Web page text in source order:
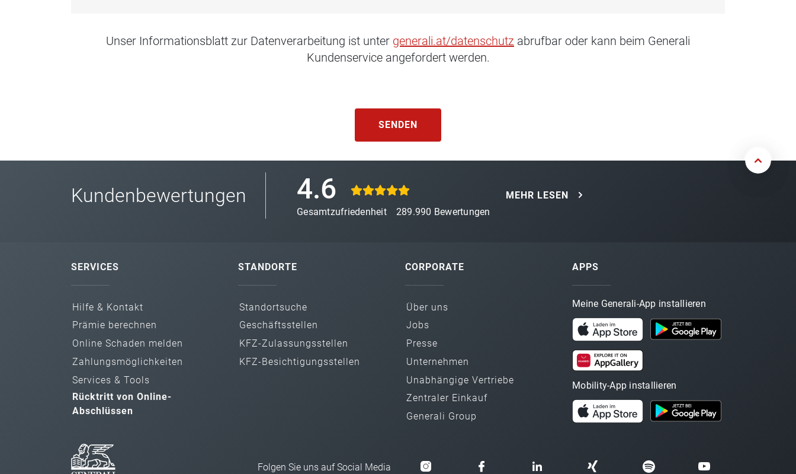
Unser Informationsblatt zur Datenverarbeitung ist unter generali.at/datenschutz abrufbar oder kann beim Generali
Kundenservice angefordert werden.
SENDEN
Kundenbewertungen 4.6
Gesamtzufriedenheit 289.990 Bewertungen
MEHR LESEN
SERVICES
Hilfe & Kontakt
Prämie berechnen
Online Schaden melden
Zahlungs­möglichkeiten
Services & Tools
Rücktritt von Online-
Abschlüssen
STANDORTE
Standortsuche
Geschäfts­stellen
KFZ-Zulassungs­stellen
KFZ-Besichtigungs­stellen
CORPORATE
Über uns
Jobs
Presse
Unternehmen
Unabhängige Vertriebe
Zentraler Einkauf
Generali Group
APPS
Meine Generali-App installieren
Mobility-App installieren
Folgen Sie uns auf Social Media